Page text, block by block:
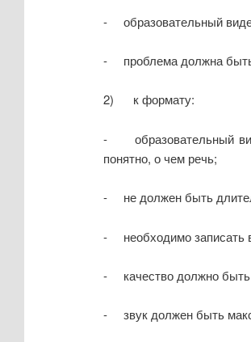
- образовательный
- проблема должна быть
2) к формату:
- образовательный
понятно, о чем речь;
- не должен быть
- необходимо записать
- качество должно быть
- звук должен быть